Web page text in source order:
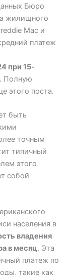
Бюро
жилищного
Mac и
платеж
при 15-
. Полную
этого поста.
быть
точным
типичный
этого
собой
населения в
владения
в месяц. Эта
платеж по
такие как